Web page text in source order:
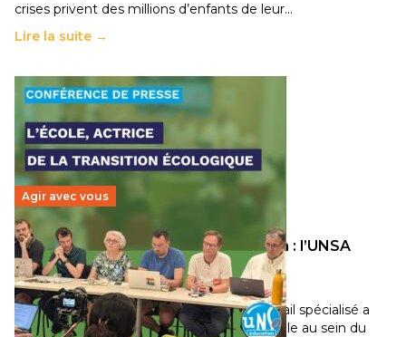
crises privent des millions d’enfants de leur…
Lire la suite →
Agir avec vous
Transition écologique de l’éducation : l’UNSA
Éducation fait bouger les lignes
30 juin 2026-National
Pendant plusieurs mois, un groupe de travail spécialisé a
travaillé sur la transition écologique de l’Ecole au sein du